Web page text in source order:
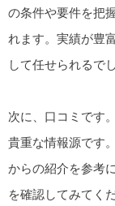
の条件や要件を把
れます。実績が豊
して任せられるで
次に、口コミです
貴重な情報源です
からの紹介を参考
を確認してみてく